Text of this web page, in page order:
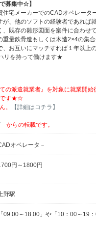
募集中☆】
住宅メーカーでのCADオペレータ
が、他のソフトの経験者であれば
、既存の雛形図面を案件に合わせ
重量鉄骨造もしくは木造2×4の集
、お互いにマッチすれば１年以上
リを持って働けます★
派遣就業者』を対象に就業開始
です★☆
。
【詳細はコチラ】
からの転載です。
オペレータ－
円～1800円
野駅
「09:00～18:00」や「10：00～19